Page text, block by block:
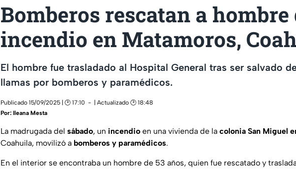
Bomberos rescatan a hombre
incendio en Matamoros,
El hombre fue trasladado al Hospital General tras ser salvado
llamas por bomberos y paramédicos.
Publicado 15/09/2025 | 🕑 17:10
| Actualizado 🕑 18:48
Por: Ileana Mesta
La madrugada del sábado, un incendio en una vivienda de la colonia San Miguel
Coahuila, movilizó a bomberos y paramédicos.
En el interior se encontraba un hombre de 53 años, quien fue rescatado y